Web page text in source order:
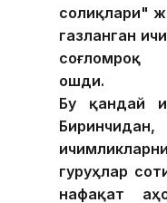
солиқлари"
газланган
соғломроқ
ошди.
Бу қандай
Биринчидан,
гуруҳлар
нафақат